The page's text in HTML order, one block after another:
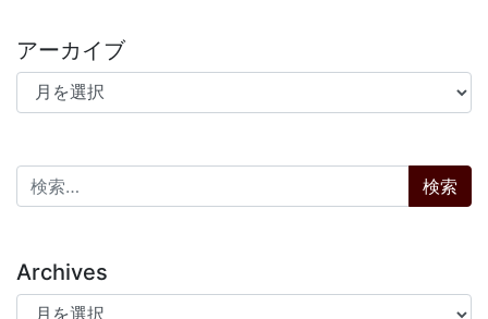
アーカイブ
アーカイブ
検索:
Archives
Archives